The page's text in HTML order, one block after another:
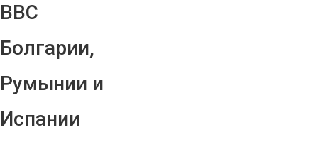
ВВС
Болгарии,
Румынии и
Испании